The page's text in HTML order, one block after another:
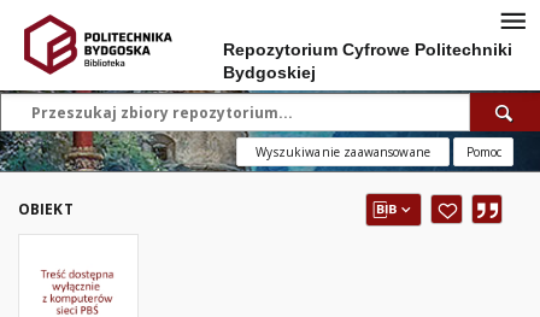
Repozytorium Cyfrowe Politechniki
Bydgoskiej
Wyszukiwanie zaawansowane Pomoc
OBIEKT